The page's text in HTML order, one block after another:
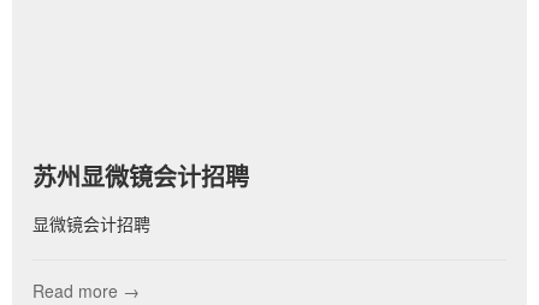
苏州显微镜会计招聘
显微镜会计招聘
Read more →